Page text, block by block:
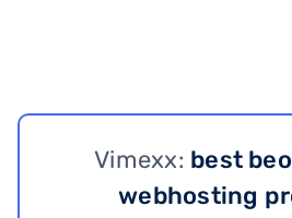
Vimexx: best
webhosting